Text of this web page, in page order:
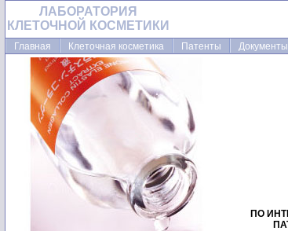
ЛАБОРАТОРИЯ
КЛЕТОЧНОЙ КОСМЕТИКИ
Главная Клеточная косметика Патенты Документы
ПО